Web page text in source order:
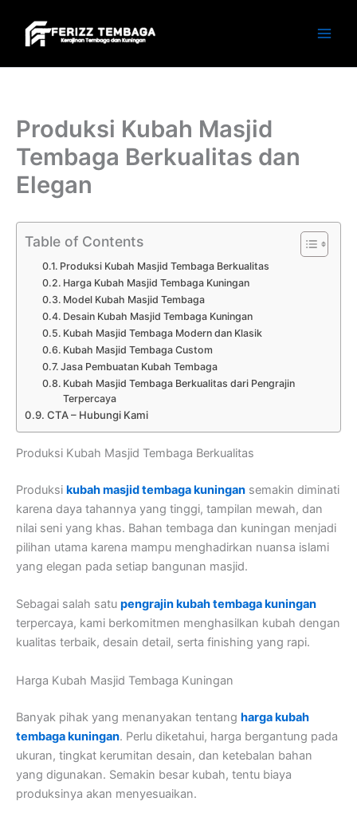
content
Produksi Kubah Masjid
Tembaga Berkualitas dan
Elegan
Table of Contents
Produksi Kubah Masjid Tembaga Berkualitas
Harga Kubah Masjid Tembaga Kuningan
Model Kubah Masjid Tembaga
Desain Kubah Masjid Tembaga Kuningan
Kubah Masjid Tembaga Modern dan Klasik
Kubah Masjid Tembaga Custom
Jasa Pembuatan Kubah Tembaga
Kubah Masjid Tembaga Berkualitas dari Pengrajin
Terpercaya
CTA – Hubungi Kami
Produksi Kubah Masjid Tembaga Berkualitas
Produksi kubah masjid tembaga kuningan semakin diminati
karena daya tahannya yang tinggi, tampilan mewah, dan
nilai seni yang khas. Bahan tembaga dan kuningan menjadi
pilihan utama karena mampu menghadirkan nuansa islami
yang elegan pada setiap bangunan masjid.
Sebagai salah satu pengrajin kubah tembaga kuningan
terpercaya, kami berkomitmen menghasilkan kubah dengan
kualitas terbaik, desain detail, serta finishing yang rapi.
Harga Kubah Masjid Tembaga Kuningan
Banyak pihak yang menanyakan tentang harga kubah
tembaga kuningan. Perlu diketahui, harga bergantung pada
ukuran, tingkat kerumitan desain, dan ketebalan bahan
yang digunakan. Semakin besar kubah, tentu biaya
produksinya akan menyesuaikan.